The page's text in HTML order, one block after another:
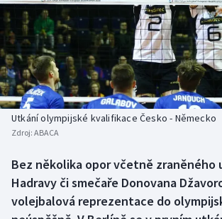
Baseball a softbal
Basketbal
Biatlon
Boby a skeleton
Box
Curling
Soutěže
Historické návraty
Aplikace ČT sport
AZ kvíz
Utkání olympijské kvalifikace Česko - Německo
Zdroj: ABACA
Bez několika opor včetně zraněného
Hadravy či smečaře Donovana
volejbalová reprezentace do